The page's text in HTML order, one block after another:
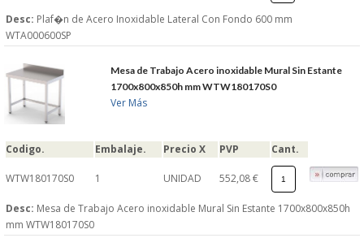
Desc: Plaf�n de Acero Inoxidable Lateral Con Fondo 600 mm
WTA000600SP
Mesa de Trabajo Acero inoxidable Mural Sin Estante
1700x800x850h mm WTW180170S0
Ver Más
Codigo. Embalaje. Precio X PVP Cant.
WTW180170S0 1 UNIDAD 552,08 €
Desc: Mesa de Trabajo Acero inoxidable Mural Sin Estante 1700x800x850h
mm WTW180170S0